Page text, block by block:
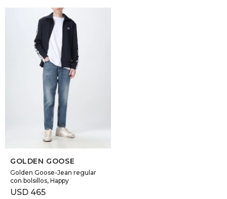
SELECCIONAR TALLE
GOLDEN GOOSE
Golden Goose-Jean regular
con bolsillos, Happy
USD 465